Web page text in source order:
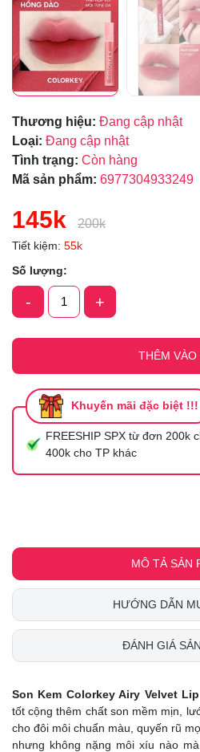
Thương hiệu: Đang cập nhật
Loại: Đang cập nhật
Tình trạng: Còn hàng
Mã sản phẩm: 6977304933249
145k 200k
Tiết kiệm: 55k
Số lượng:
- +
THÊM VÀO
Khuyến mãi đặc biệt !!!
FREESHIP SPX từ đơn 200k
400k cho TP khác
MÔ TẢ SẢN
HƯỚNG DẪN
ĐÁNH GIÁ
Son Kem Colorkey Airy Velvet
tốt cộng thêm chất son mềm mịn,
cho đôi môi chuẩn màu, quyến rũ
nhưng không nặng môi xíu nào